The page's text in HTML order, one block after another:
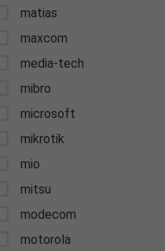
matias
maxcom
media-tech
mibro
microsoft
mikrotik
mio
mitsu
modecom
motorola